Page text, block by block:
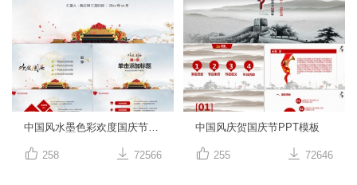
中国风水墨色彩欢度国庆节PPT模板
 258  72566
中国风庆贺国庆节PPT模板
 255  72646